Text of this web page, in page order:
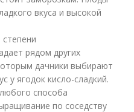
вкуса и высокой
рядом других
дачники выбирают
у ягодок кисло-сладкий.
способа
по соседству